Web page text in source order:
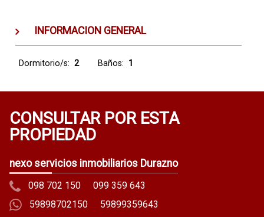
INFORMACION GENERAL
Dormitorio/s: 2 Baños: 1
CONSULTAR POR ESTA
PROPIEDAD
nexo servicios inmobiliarios Durazno
098 702 150
099 359 643
59898702150
59899359643